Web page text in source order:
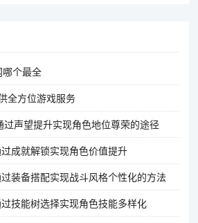
坐骑和宠物。
、耳环、腰带等饰品以及各种挂件（如
）也是提升角色独特性的重要元素。这些
怪掉落、任务奖励或商城购买等方式获
属性较好的饰品和挂件进行佩戴，能够
多样。
的成就、任务或者参与游戏中的排行榜竞
种独特的称号和徽记。这些称号和徽记可
或角色的外观上，是展示角色独特性和
哪个最全
全方位游戏服务
过声望提升实现角色地位尊荣的途径
成就解锁实现角色价值提升
装备搭配实现战斗风格个性化的方法
技能树选择实现角色技能多样化